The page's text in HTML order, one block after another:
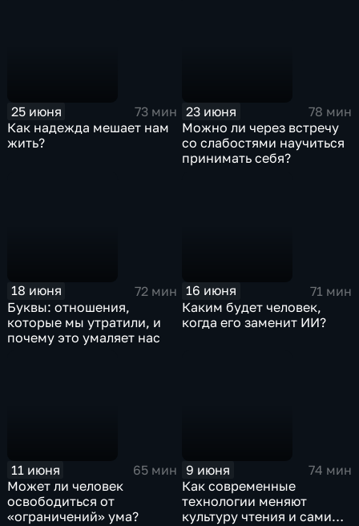
25 июня
73 мин
Как надежда мешает нам
жить?
23 июня
78 мин
Можно ли через встречу
со слабостями научиться
принимать себя?
18 июня
72 мин
Буквы: отношения,
которые мы утратили, и
почему это умаляет нас
16 июня
71 мин
Каким будет человек,
когда его заменит ИИ?
11 июня
65 мин
Может ли человек
освободиться от
«ограничений» ума?
9 июня
74 мин
Как современные
технологии меняют
культуру чтения и сами